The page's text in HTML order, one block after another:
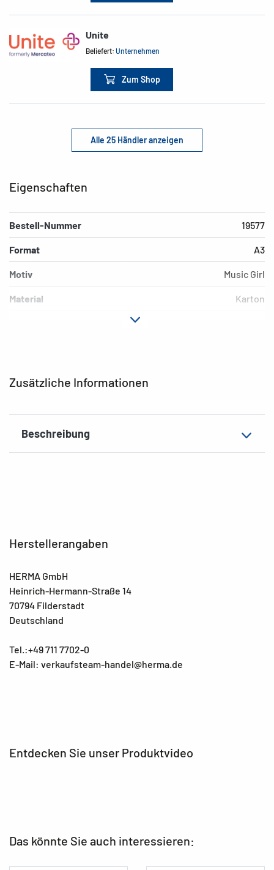
Unite
Beliefert:Unternehmen
Zum Shop
Alle 25 Händler anzeigen
Zusätzliche Informationen
Beschreibung
Eigenschaften
Bestell-Nummer 19577
Format A3
Motiv Music Girl
Material Karton
Herstellerangaben
HERMA GmbH
Heinrich-Hermann-Straße 14
70794 Filderstadt
Deutschland
Tel.:+49 711 7702-0
E-Mail: verkaufsteam-handel@herma.de
Entdecken Sie unser Produktvideo
Das könnte Sie auch interessieren: